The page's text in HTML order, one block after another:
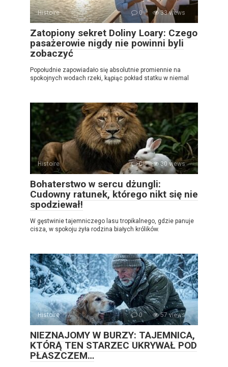
Histoire 0 33 views
Zatopiony sekret Doliny Loary: Czego
pasażerowie nigdy nie powinni byli
zobaczyć
Popołudnie zapowiadało się absolutnie promiennie na
spokojnych wodach rzeki, kąpiąc pokład statku w niemal
Histoire 0 30 views
Bohaterstwo w sercu dżungli:
Cudowny ratunek, którego nikt się nie
spodziewał!
W gęstwinie tajemniczego lasu tropikalnego, gdzie panuje
cisza, w spokoju żyła rodzina białych królików.
Histoire 0 57 views
NIEZNAJOMY W BURZY: TAJEMNICA,
KTÓRĄ TEN STARZEC UKRYWAŁ POD
PŁASZCZEM…